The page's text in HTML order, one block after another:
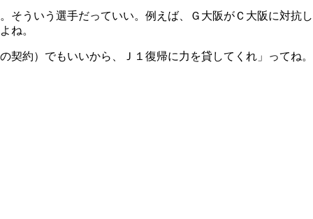
そういう選手だっていい。例えば、Ｇ大阪がＣ大阪に対抗し
ね。
約）でもいいから、Ｊ１復帰に力を貸してくれ」ってね。